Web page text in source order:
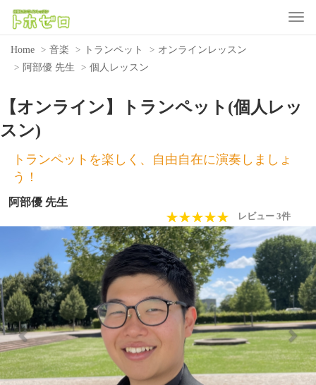
Home 音楽 トランペット
オンラインレッスン
阿部優 先生
個人レッスン
【オンライン】トランペット(個人レッ
スン)
トランペットを楽しく、自由自在に演奏しましょ
う！
阿部優 先生
レビュー 3件
★★★★★
☆☆☆☆☆
Previous